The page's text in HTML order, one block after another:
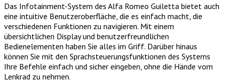
Das Infotainment-System des Alfa Romeo Guiletta bietet auch
eine intuitive Benutzeroberfläche, die es einfach macht, die
verschiedenen Funktionen zu navigieren. Mit einem
übersichtlichen Display und benutzerfreundlichen
Bedienelementen haben Sie alles im Griff. Darüber hinaus
können Sie mit den Sprachsteuerungsfunktionen des Systems
Ihre Befehle einfach und sicher eingeben, ohne die Hände vom
Lenkrad zu nehmen.